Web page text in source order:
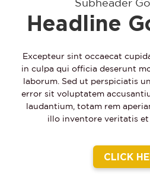
Subheader
Headline
Excepteur sint occaecat
in culpa qui officia deserunt
laborum. Sed ut perspiciatis
error sit voluptatem
laudantium, totam rem
illo inventore veritatis
CLICK